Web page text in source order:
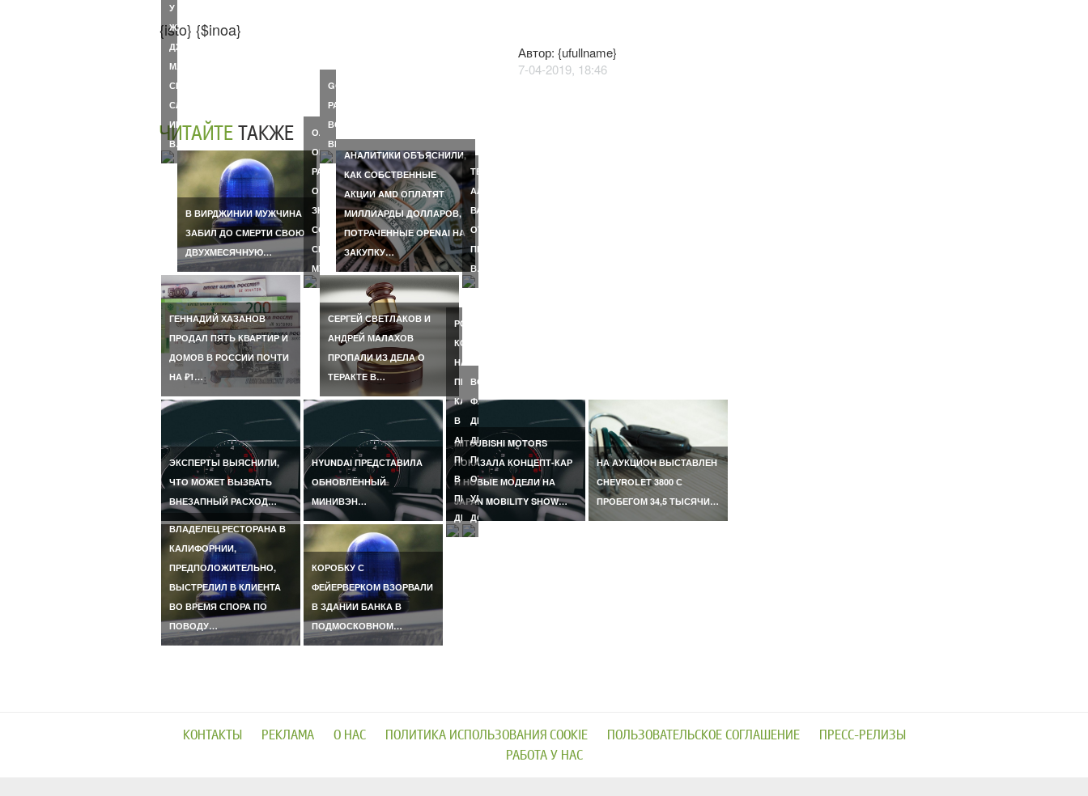
{isto} {$inoa}
Автор: {ufullname}
7-04-2019, 18:46
ЧИТАЙТЕТАКЖЕ
У
ЖЕНЫ
ДЖОНА
МАККЕЙНА
СИНДИ
СЛУЧИЛСЯ
ИНСУЛЬТ
В…
В ВИРДЖИНИИ МУЖЧИНА
ЗАБИЛ ДО СМЕРТИ СВОЮ
ДВУХМЕСЯЧНУЮ…
GOOGLE
РАСШИРИЛА
ВОЗМОЖНОСТИ
ВИРТУАЛЬНОЙ…
АНАЛИТИКИ ОБЪЯСНИЛИ,
КАК СОБСТВЕННЫЕ
АКЦИИ AMD ОПЛАТЯТ
МИЛЛИАРДЫ ДОЛЛАРОВ,
ПОТРАЧЕННЫЕ OPENAI НА
ЗАКУПКУ…
ГЕННАДИЙ ХАЗАНОВ
ПРОДАЛ ПЯТЬ КВАРТИР И
ДОМОВ В РОССИИ ПОЧТИ
НА ₽1…
ОЛЬГА
ОРЛОВА
РАССКАЗАЛА
О
ЗНАКОМСТВЕ
СО
СВОИМ
МУЖЕМ…
СЕРГЕЙ СВЕТЛАКОВ И
АНДРЕЙ МАЛАХОВ
ПРОПАЛИ ИЗ ДЕЛА О
ТЕРАКТЕ В…
ТЕЛЕВЕДУЩИЙ
АЛЕКСАНДР
ВАСИЛЬЕВ
ОТКАЗАЛСЯ
ПРИЕЗЖАТЬ
В…
ЭКСПЕРТЫ ВЫЯСНИЛИ,
ЧТО МОЖЕТ ВЫЗВАТЬ
ВНЕЗАПНЫЙ РАСХОД…
HYUNDAI ПРЕДСТАВИЛА
ОБНОВЛЁННЫЙ
МИНИВЭН…
MITSUBISHI MOTORS
ПОКАЗАЛА КОНЦЕПТ-КАР
И НОВЫЕ МОДЕЛИ НА
JAPAN MOBILITY SHOW…
НА АУКЦИОН ВЫСТАВЛЕН
CHEVROLET 3800 С
ПРОБЕГОМ 34,5 ТЫСЯЧИ…
ВЛАДЕЛЕЦ РЕСТОРАНА В
КАЛИФОРНИИ,
ПРЕДПОЛОЖИТЕЛЬНО,
ВЫСТРЕЛИЛ В КЛИЕНТА
ВО ВРЕМЯ СПОРА ПО
ПОВОДУ…
КОРОБКУ С
ФЕЙЕРВЕРКОМ ВЗОРВАЛИ
В ЗДАНИИ БАНКА В
ПОДМОСКОВНОМ…
РОССИЯНКА,
КОТОРУЮ
НАСМЕРТЬ
ПЕРЕЕХАЛ
КАТЕР
В
АНТАЛЬЕ,
ПОГИБЛА
В
ПЕРВЫЙ
ДЕНЬ…
ВО
ФЛОРИДЕ
ДВУХЛЕТНЯЯ
ДЕВОЧКА
ПОГИБЛА
ОТ
УДАРА
ДОМАШНЕГО…
КОНТАКТЫ РЕКЛАМА О НАС ПОЛИТИКА ИСПОЛЬЗОВАНИЯ COOKIE ПОЛЬЗОВАТЕЛЬСКОЕ СОГЛАШЕНИЕ
ПРЕСС-РЕЛИЗЫ
РАБОТА У НАС